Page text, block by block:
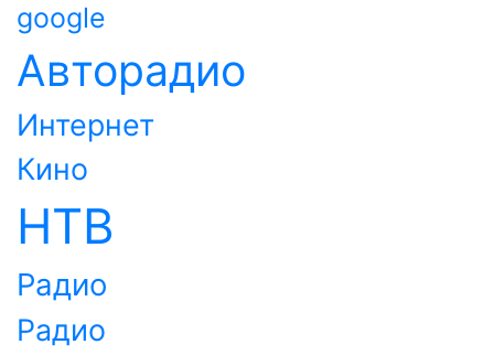
google
Авторадио
Интернет
Кино
НТВ
Радио
Радио